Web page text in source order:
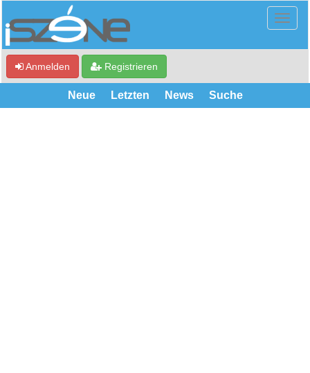
Anmelden Registrieren
Neue Letzten News Suche